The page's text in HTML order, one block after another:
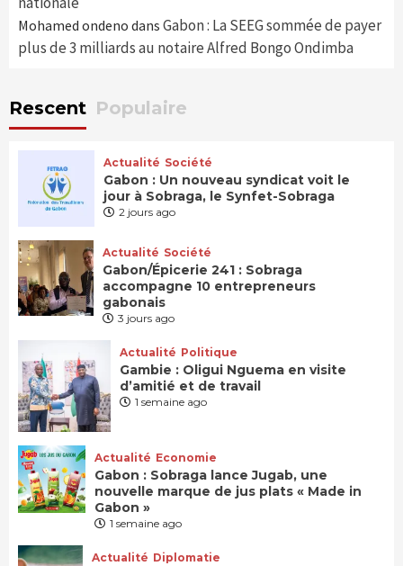
Mohamed ondeno dans Gabon : La SEEG sommée de payer
plus de 3 milliards au notaire Alfred Bongo Ondimba
Rescent Populaire
Actualité Société
Gabon : Un nouveau syndicat voit le
jour à Sobraga, le Synfet-Sobraga
2 jours ago
Actualité Société
Gabon/Épicerie 241 : Sobraga
accompagne 10 entrepreneurs
gabonais
3 jours ago
Actualité Politique
Gambie : Oligui Nguema en visite
d’amitié et de travail
1 semaine ago
Actualité Economie
Gabon : Sobraga lance Jugab, une
nouvelle marque de jus plats « Made in
Gabon »
1 semaine ago
Actualité Diplomatie